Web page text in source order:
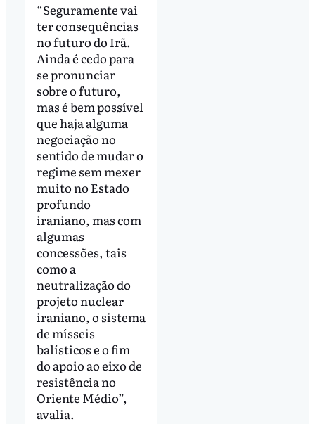
“Seguramente vai
ter consequências
no futuro do Irã.
Ainda é cedo para
se pronunciar
sobre o futuro,
mas é bem possível
que haja alguma
negociação no
sentido de mudar o
regime sem mexer
muito no Estado
profundo
iraniano, mas com
algumas
concessões, tais
como a
neutralização do
projeto nuclear
iraniano, o sistema
de mísseis
balísticos e o fim
do apoio ao eixo de
resistência no
Oriente Médio”,
avalia.